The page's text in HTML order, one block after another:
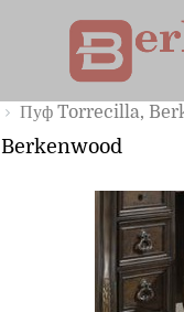
Главная страница
Американская
Пуф Torrecilla,